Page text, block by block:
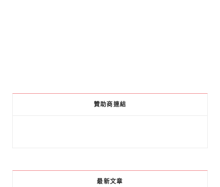
贊助商連結
最新文章